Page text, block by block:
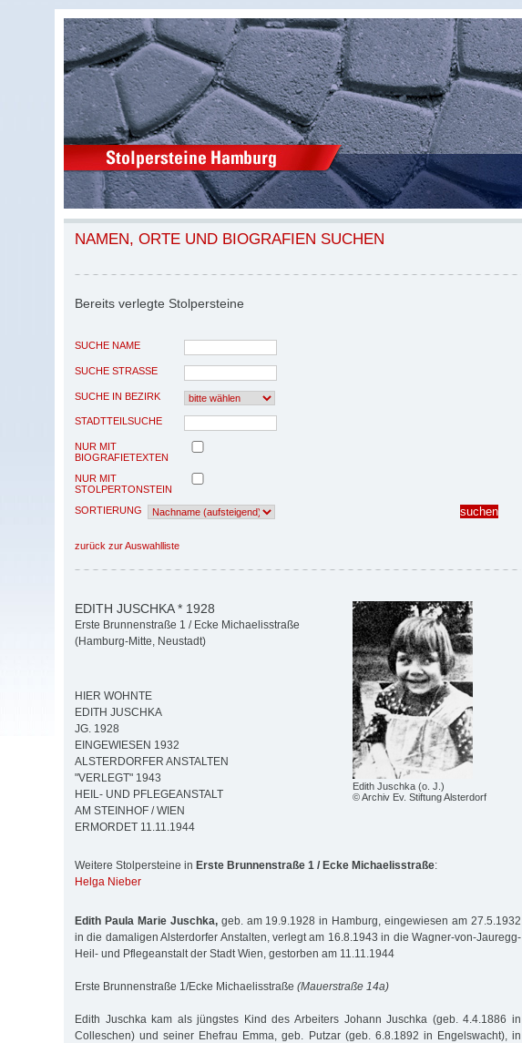
NAMEN, ORTE UND BIOGRAFIEN SUCHEN
Bereits verlegte Stolpersteine
SUCHE NAME
SUCHE STRASSE
SUCHE IN BEZIRK
STADTTEILSUCHE
NUR MIT
BIOGRAFIETEXTEN
NUR MIT
STOLPERTONSTEIN
SORTIERUNG
zurück zur Auswahlliste
Edith Juschka (o. J.)
© Archiv Ev. Stiftung Alsterdorf
EDITH JUSCHKA * 1928
Erste Brunnenstraße 1 / Ecke Michaelisstraße
(Hamburg-Mitte, Neustadt)
HIER WOHNTE
EDITH JUSCHKA
JG. 1928
EINGEWIESEN 1932
ALSTERDORFER ANSTALTEN
"VERLEGT" 1943
HEIL- UND PFLEGEANSTALT
AM STEINHOF / WIEN
ERMORDET 11.11.1944
Weitere Stolpersteine in Erste Brunnenstraße 1 / Ecke Michaelisstraße:
Helga Nieber
Edith Paula Marie Juschka,geb. am 19.9.1928 in Hamburg, eingewiesen am 27.5.1932
in die damaligen Alsterdorfer Anstalten, verlegt am 16.8.1943 in die Wagner-von-Jauregg-
Heil- und Pflegeanstalt der Stadt Wien, gestorben am 11.11.1944
Erste Brunnenstraße 1/Ecke Michaelisstraße (Mauerstraße 14a)
Edith Juschka kam als jüngstes Kind des Arbeiters Johann Juschka (geb. 4.4.1886 in
Colleschen) und seiner Ehefrau Emma, geb. Putzar (geb. 6.8.1892 in Engelswacht), in